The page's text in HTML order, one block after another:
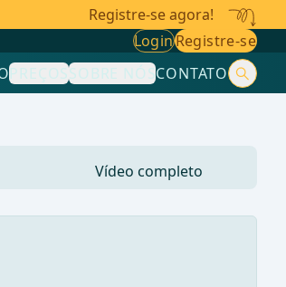
Registre-se agora!
LoginRegistre-se
PREÇOSSOBRE NÓSCONTATO
Vídeo completo